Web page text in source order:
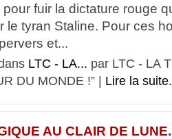
fuir la dictature rouge
le tyran Staline. Pour ces
et...
LTC - LA... par LTC - LA
DU MONDE !” | Lire la
AU CLAIR DE